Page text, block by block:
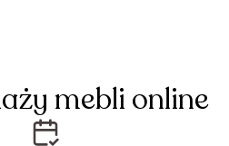
mebli online